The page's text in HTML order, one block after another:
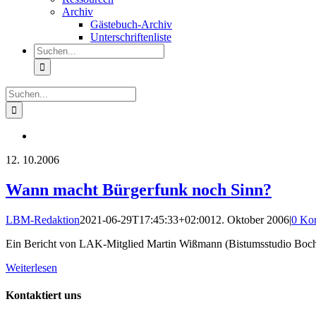
Archiv
Gästebuch-Archiv
Unterschriftenliste
Suche
nach:
Suche
nach:
12. 10.2006
Wann macht Bürgerfunk noch Sinn?
LBM-Redaktion2021-06-29T17:45:33+02:0012. Oktober 2006|0
Ein Bericht von LAK-Mitglied Martin Wißmann (Bistumsstudio
Weiterlesen
Kontaktiert uns